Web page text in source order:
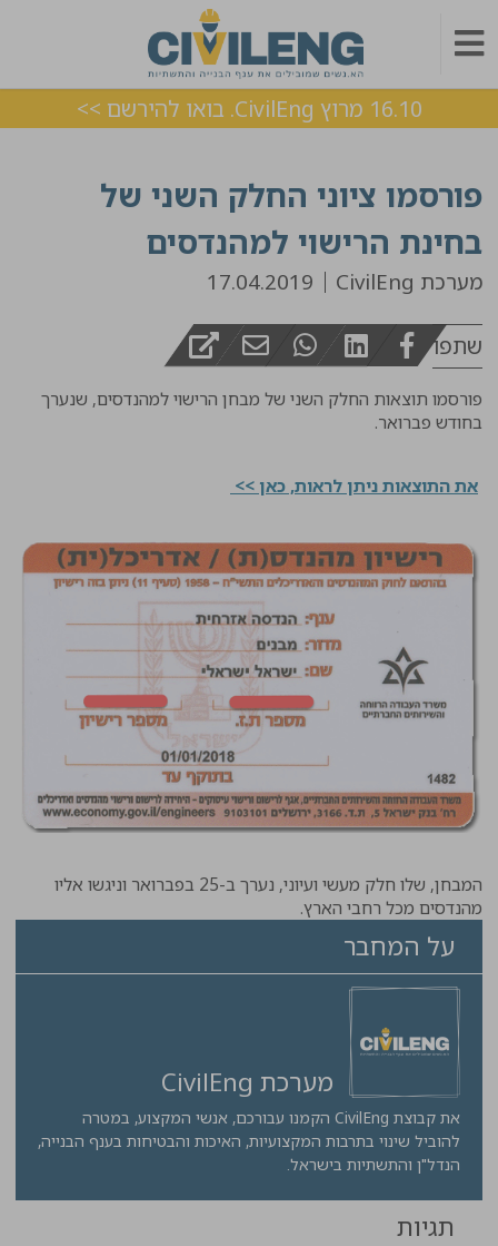
16.10 מרוץ CivilEng. בואו להירשם >>
פורסמו ציוני החלק השני של
בחינת הרישוי למהנדסים
מערכת CivilEng 17.04.2019
שתפו
פורסמו תוצאות החלק השני של מבחן הרישוי למהנדסים, שנערך
בחודש פברואר.
את התוצאות ניתן לראות, כאן >>
המבחן, שלו חלק מעשי ועיוני, נערך ב-25 בפברואר וניגשו אליו
מהנדסים מכל רחבי הארץ.
על המחבר
מערכת CivilEng
את קבוצת CivilEng הקמנו עבורכם, אנשי המקצוע, במטרה
להוביל שינוי בתרבות המקצועיות, האיכות והבטיחות בענף הבנייה,
הנדל"ן והתשתיות בישראל.
תגיות